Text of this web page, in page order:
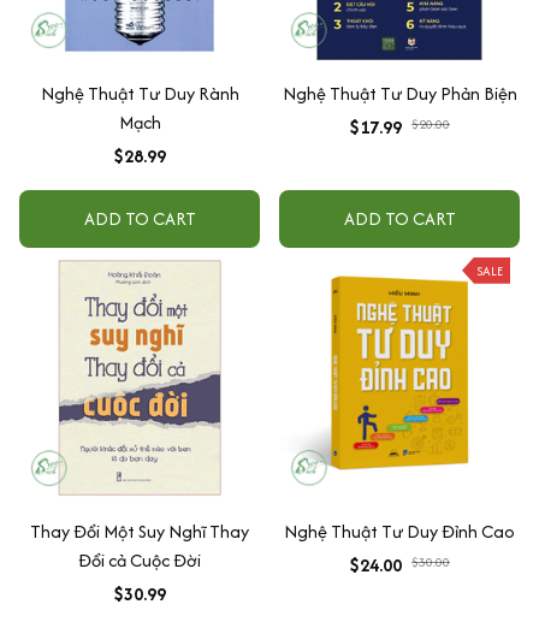
Nghệ Thuật Tư Duy Rành
Mạch
$28.99
ADD TO CART
Nghệ Thuật Tư Duy Phản Biện
$17.99 $20.00
ADD TO CART
Thay Đổi Một Suy Nghĩ Thay
Đổi cả Cuộc Đời
$30.99
SALE
Nghệ Thuật Tư Duy Đỉnh Cao
$24.00 $30.00